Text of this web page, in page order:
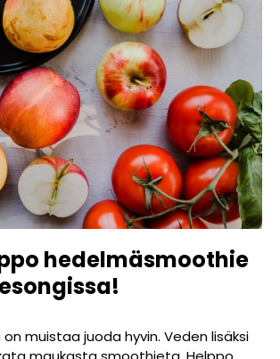
hedelmäsmoothie
muistaa juoda hyvin. Veden lisäksi